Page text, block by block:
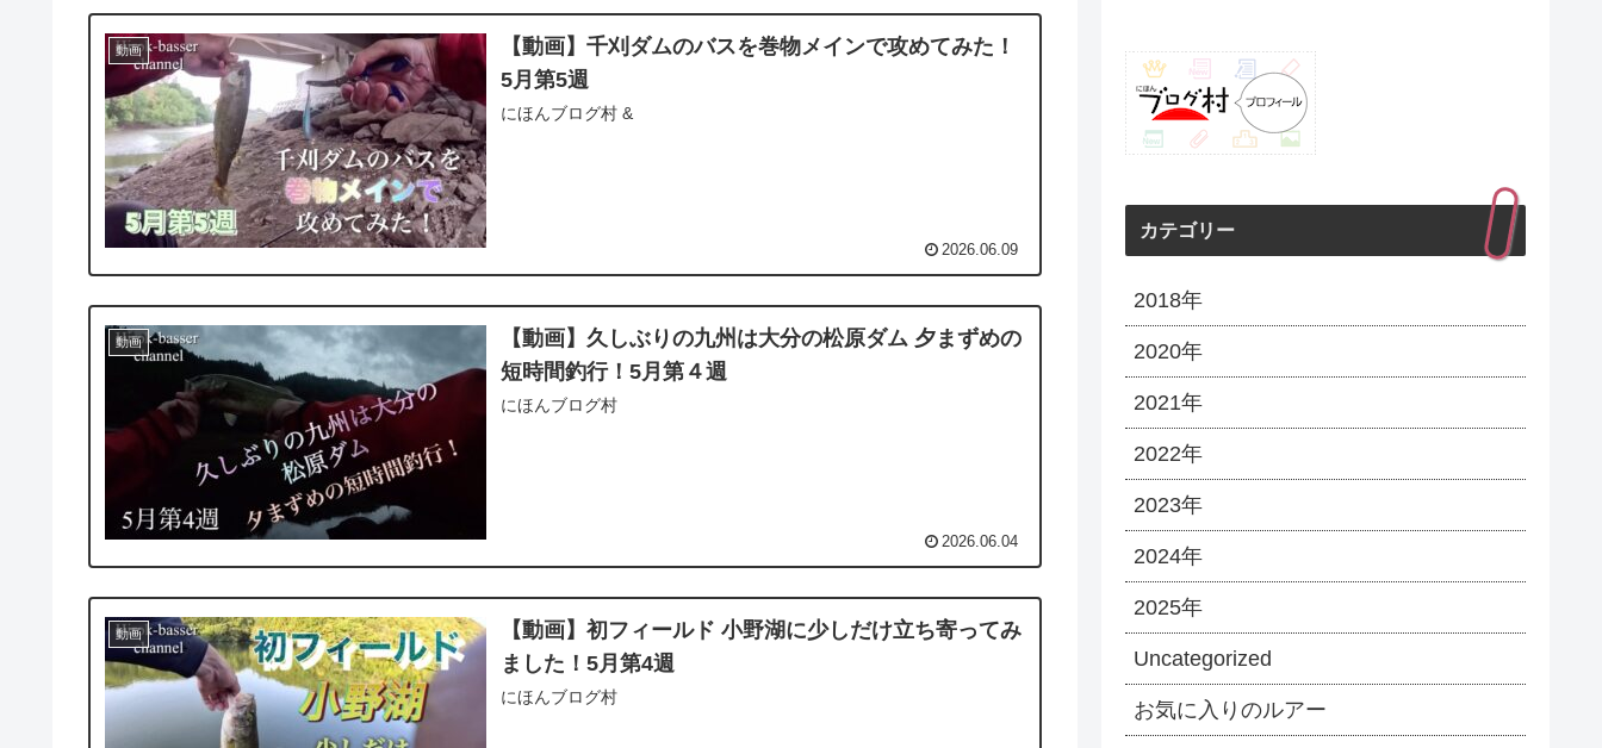
動画
【動画】千刈ダムのバスを巻物メインで攻めてみた！
5月第5週
にほんブログ村 &
2026.06.09
動画
【動画】久しぶりの九州は大分の松原ダム 夕まずめの
短時間釣行！5月第４週
にほんブログ村
2026.06.04
動画
【動画】初フィールド 小野湖に少しだけ立ち寄ってみ
ました！5月第4週
にほんブログ村
カテゴリー
2018年
2020年
2021年
2022年
2023年
2024年
2025年
Uncategorized
お気に入りのルアー